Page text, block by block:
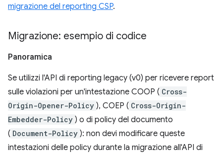
migrazione del reporting CSP.
Migrazione: esempio di codice
Panoramica
Se utilizzi l'API di reporting legacy (v0) per ricevere report
sulle violazioni per un'intestazione COOP ( Cross-
Origin-Opener-Policy ), COEP ( Cross-Origin-
Embedder-Policy ) o di policy del documento
( Document-Policy ): non devi modificare queste
intestazioni delle policy durante la migrazione all'API di